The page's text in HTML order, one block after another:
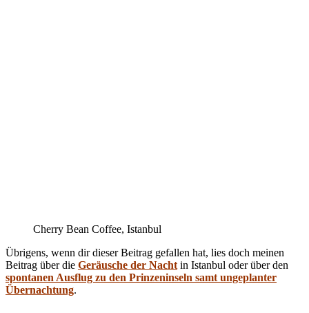
Cherry Bean Coffee, Istanbul
Übrigens, wenn dir dieser Beitrag gefallen hat, lies doch meinen
Beitrag über die Geräusche der Nacht in Istanbul oder über den
spontanen Ausflug zu den Prinzeninseln samt ungeplanter
Übernachtung.